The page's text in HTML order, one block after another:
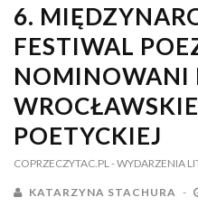
6.
FESTIWAL
NOMINOWANI
POETYCKIEJ
COPRZECZYTAC.PL - WYDARZENIA
KATARZYNA STACHURA